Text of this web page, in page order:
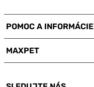
POMOC A INFORMÁCIE
MAXPET